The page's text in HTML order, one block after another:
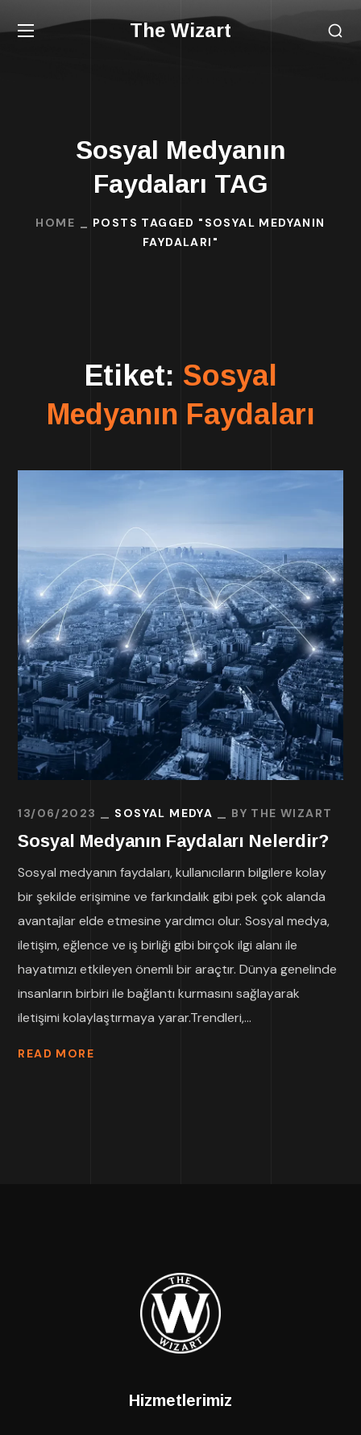
The Wizart
Sosyal Medyanın
Faydaları TAG
HOME
POSTS TAGGED "SOSYAL MEDYANIN
FAYDALARI"
Etiket: Sosyal
Medyanın Faydaları
13/06/2023 SOSYAL MEDYA BY THE WIZART
Sosyal Medyanın Faydaları Nelerdir?
Sosyal medyanın faydaları, kullanıcıların bilgilere kolay
bir şekilde erişimine ve farkındalık gibi pek çok alanda
avantajlar elde etmesine yardımcı olur. Sosyal medya,
iletişim, eğlence ve iş birliği gibi birçok ilgi alanı ile
hayatımızı etkileyen önemli bir araçtır. Dünya genelinde
insanların birbiri ile bağlantı kurmasını sağlayarak
iletişimi kolaylaştırmaya yarar.Trendleri,...
READ MORE
Hizmetlerimiz